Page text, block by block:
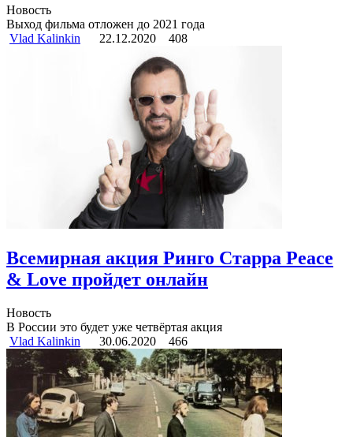
Новость
Выход фильма отложен до 2021 года
Vlad Kalinkin
22.12.2020 408
Всемирная акция Ринго Старра Peace
& Love пройдет онлайн
Новость
В России это будет уже четвёртая акция
Vlad Kalinkin
30.06.2020 466